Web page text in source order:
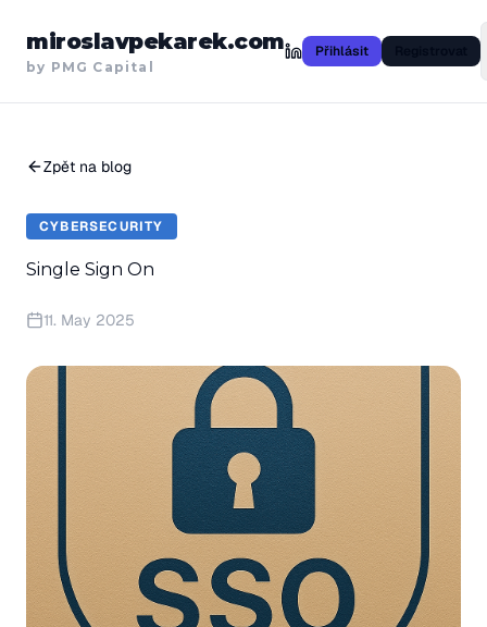
miroslavpekarek.com
by PMG Capital
Přihlásit
Zpět na blog
CYBERSECURITY
Single Sign On
11. May 2025